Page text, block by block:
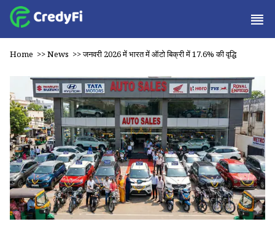
Home >>News >>जनवरी 2026 में भारत में ऑटो बिक्री में 17.6% की वृद्धि